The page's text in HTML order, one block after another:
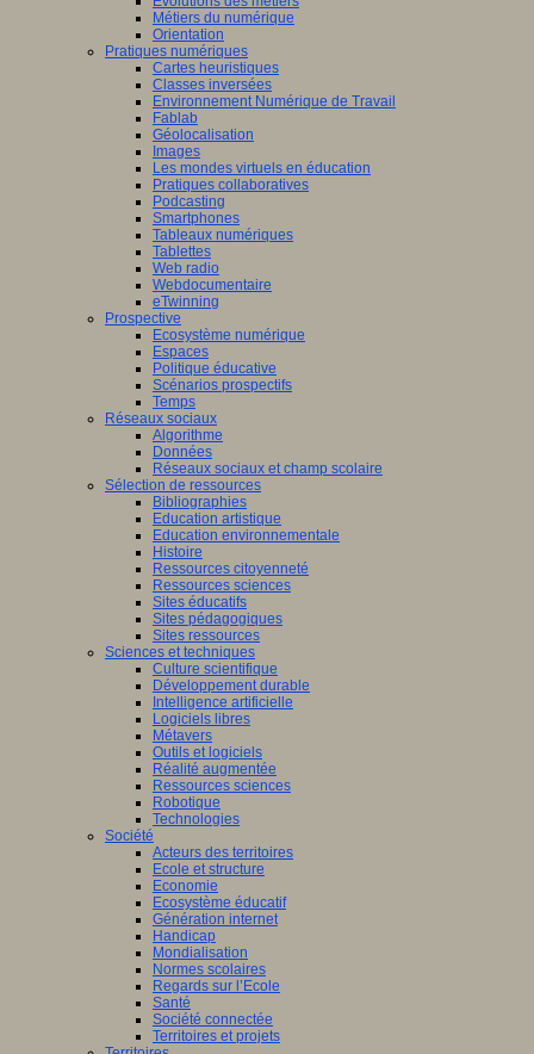
Métiers du numérique
Orientation
Pratiques numériques
Cartes heuristiques
Classes inversées
Environnement Numérique de Travail
Fablab
Géolocalisation
Images
Les mondes virtuels en éducation
Pratiques collaboratives
Podcasting
Smartphones
Tableaux numériques
Tablettes
Web radio
Webdocumentaire
eTwinning
Prospective
Ecosystème numérique
Espaces
Politique éducative
Scénarios prospectifs
Temps
Réseaux sociaux
Algorithme
Données
Réseaux sociaux et champ scolaire
Sélection de ressources
Bibliographies
Education artistique
Education environnementale
Histoire
Ressources citoyenneté
Ressources sciences
Sites éducatifs
Sites pédagogiques
Sites ressources
Sciences et techniques
Culture scientifique
Développement durable
Intelligence artificielle
Logiciels libres
Métavers
Outils et logiciels
Réalité augmentée
Ressources sciences
Robotique
Technologies
Société
Acteurs des territoires
Ecole et structure
Economie
Ecosystème éducatif
Génération internet
Handicap
Mondialisation
Normes scolaires
Regards sur l’Ecole
Santé
Société connectée
Territoires et projets